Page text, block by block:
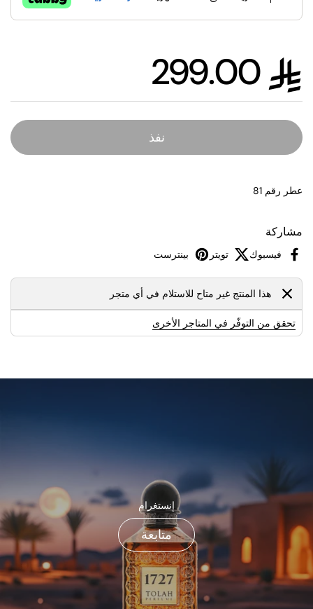
السعر العادي
نفذ
عطر رقم 81
مشاركة
فيسبوك تويتر بينترست
هذا المنتج غير متاح للاستلام في أي متجر
تحقق من التوفّر في المتاجر الأخرى
إنستغرام
متابعة